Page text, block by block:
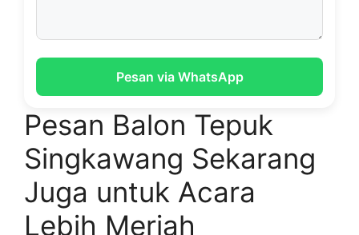
Pesan via WhatsApp
Pesan Balon Tepuk
Singkawang Sekarang
Juga untuk Acara
Lebih Meriah